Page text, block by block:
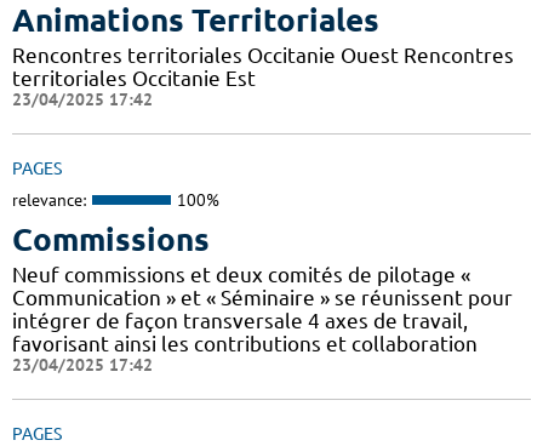
Animations Territoriales
Rencontres territoriales Occitanie Ouest Rencontres
territoriales Occitanie Est
23/04/2025 17:42
PAGES
relevance: 100%
Commissions
Neuf commissions et deux comités de pilotage «
Communication » et « Séminaire » se réunissent pour
intégrer de façon transversale 4 axes de travail,
favorisant ainsi les contributions et collaboration
23/04/2025 17:42
PAGES